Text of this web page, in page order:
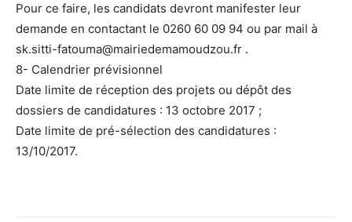
Pour ce faire, les candidats devront manifester leur
demande en contactant le 0260 60 09 94 ou par mail à
sk.sitti-fatouma@mairiedemamoudzou.fr .
8- Calendrier prévisionnel
Date limite de réception des projets ou dépôt des
dossiers de candidatures : 13 octobre 2017 ;
Date limite de pré-sélection des candidatures :
13/10/2017.